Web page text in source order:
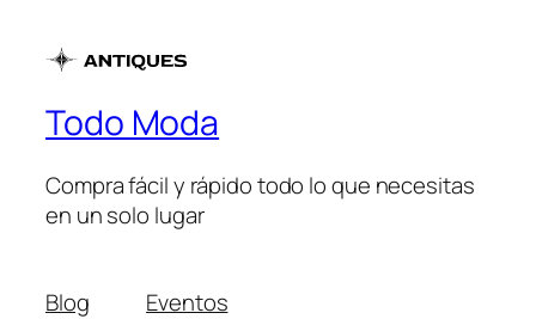
Todo Moda
Compra fácil y rápido todo lo que necesitas
en un solo lugar
Blog
Eventos